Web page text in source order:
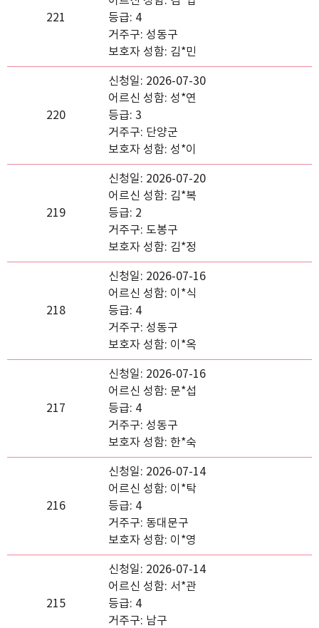
221
등급: 4
거주구: 성동구
보호자 성함: 김*민
220
신청일: 2026-07-30
어르신 성함: 성*연
등급: 3
거주구: 단양군
보호자 성함: 성*이
219
신청일: 2026-07-20
어르신 성함: 김*복
등급: 2
거주구: 도봉구
보호자 성함: 김*정
218
신청일: 2026-07-16
어르신 성함: 이*식
등급: 4
거주구: 성동구
보호자 성함: 이*옥
217
신청일: 2026-07-16
어르신 성함: 문*섭
등급: 4
거주구: 성동구
보호자 성함: 한*숙
216
신청일: 2026-07-14
어르신 성함: 이*탁
등급: 4
거주구: 동대문구
보호자 성함: 이*영
215
신청일: 2026-07-14
어르신 성함: 서*관
등급: 4
거주구: 남구